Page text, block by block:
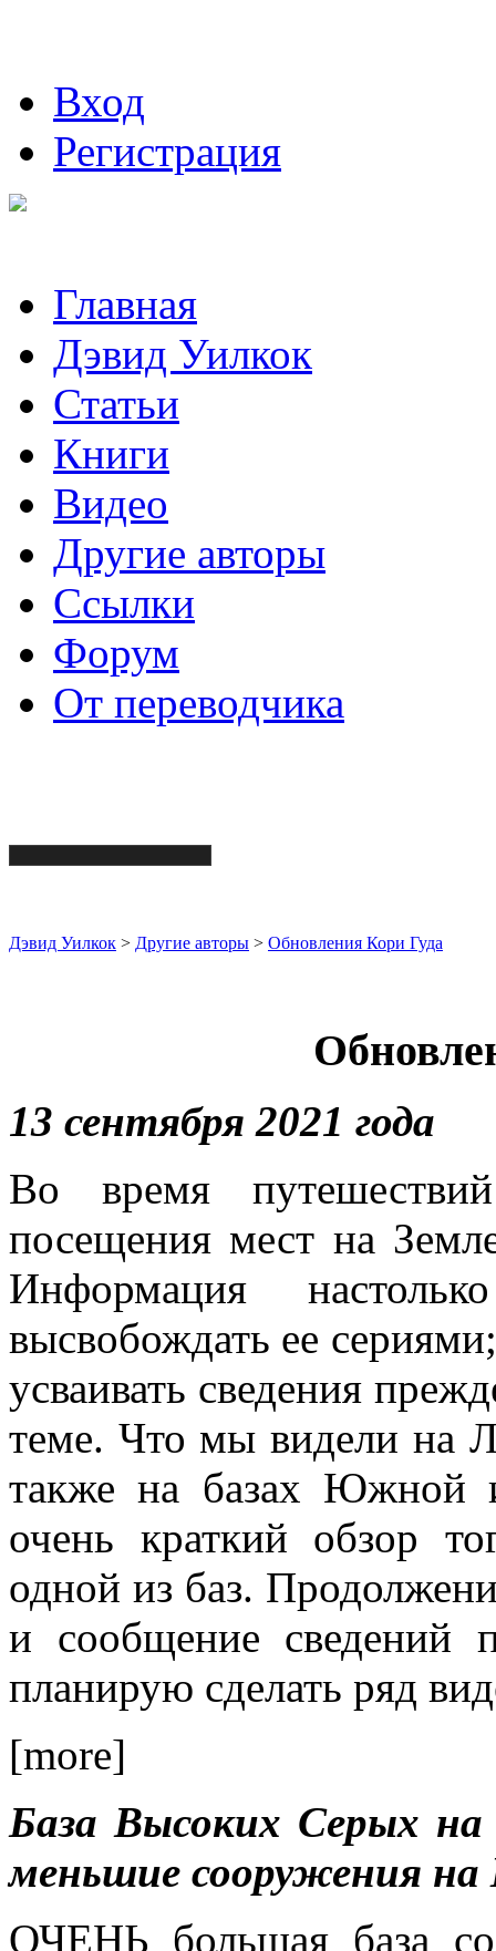
Вход
Регистрация
Главная
Дэвид Уилкок
Статьи
Книги
Видео
Другие авторы
Ссылки
Форум
От переводчика
Дэвид Уилкок > Другие авторы > Обновления Кори Гуда
13 сентября 2021 года
Во время
посещения мест на
Информация
высвобождать ее
усваивать сведения
теме. Что мы видели на
также на базах Южной
очень краткий обзор
одной из баз.
и сообщение сведений
планирую сделать ряд
[more]
База Высоких Серых
меньшие сооружения на
ОЧЕНЬ большая база